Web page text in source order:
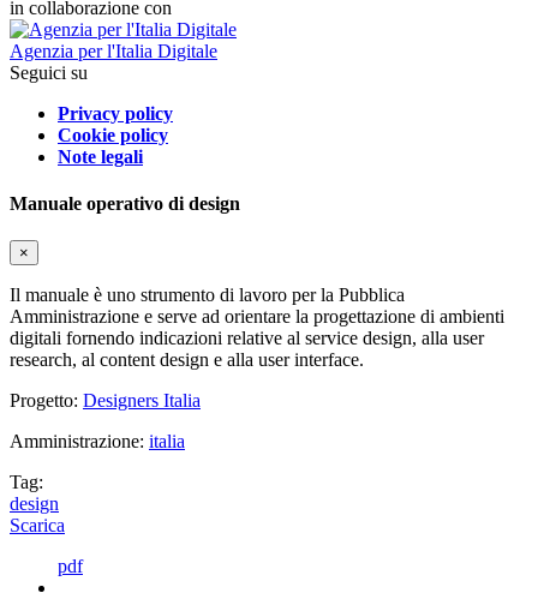
in collaborazione con
Agenzia per l'Italia Digitale
Seguici su
Privacy policy
Cookie policy
Note legali
Manuale operativo di design
×
Il manuale è uno strumento di lavoro per la Pubblica
Amministrazione e serve ad orientare la progettazione di ambienti
digitali fornendo indicazioni relative al service design, alla user
research, al content design e alla user interface.
Progetto: Designers Italia
Amministrazione: italia
Tag:
design
Scarica
pdf